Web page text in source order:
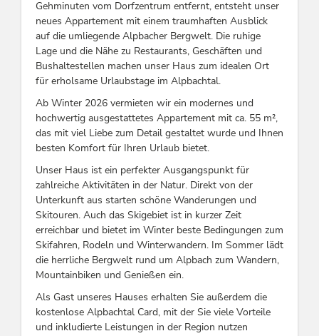
Gehminuten vom Dorfzentrum entfernt, entsteht unser
neues Appartement mit einem traumhaften Ausblick
auf die umliegende Alpbacher Bergwelt. Die ruhige
Lage und die Nähe zu Restaurants, Geschäften und
Bushaltestellen machen unser Haus zum idealen Ort
für erholsame Urlaubstage im Alpbachtal.
Ab Winter 2026 vermieten wir ein modernes und
hochwertig ausgestattetes Appartement mit ca. 55 m²,
das mit viel Liebe zum Detail gestaltet wurde und Ihnen
besten Komfort für Ihren Urlaub bietet.
Unser Haus ist ein perfekter Ausgangspunkt für
zahlreiche Aktivitäten in der Natur. Direkt von der
Unterkunft aus starten schöne Wanderungen und
Skitouren. Auch das Skigebiet ist in kurzer Zeit
erreichbar und bietet im Winter beste Bedingungen zum
Skifahren, Rodeln und Winterwandern. Im Sommer lädt
die herrliche Bergwelt rund um Alpbach zum Wandern,
Mountainbiken und Genießen ein.
Als Gast unseres Hauses erhalten Sie außerdem die
kostenlose Alpbachtal Card, mit der Sie viele Vorteile
und inkludierte Leistungen in der Region nutzen